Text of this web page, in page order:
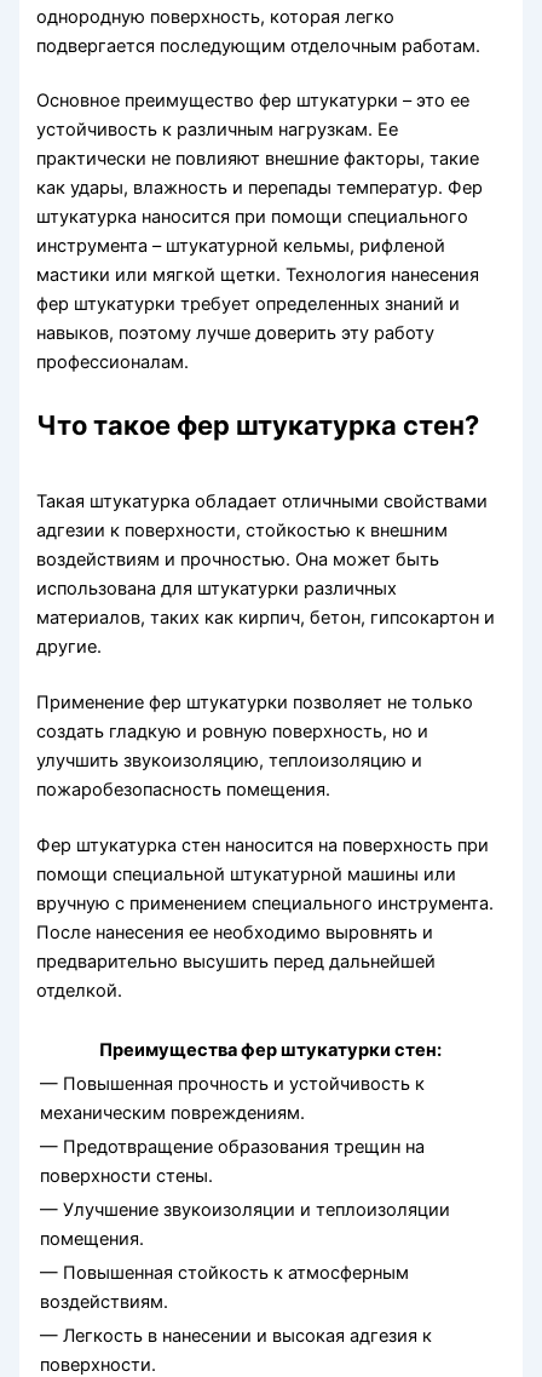
однородную поверхность, которая легко
подвергается последующим отделочным работам.
Основное преимущество фер штукатурки – это ее
устойчивость к различным нагрузкам. Ее
практически не повлияют внешние факторы, такие
как удары, влажность и перепады температур. Фер
штукатурка наносится при помощи специального
инструмента – штукатурной кельмы, рифленой
мастики или мягкой щетки. Технология нанесения
фер штукатурки требует определенных знаний и
навыков, поэтому лучше доверить эту работу
профессионалам.
Что такое фер штукатурка стен?
Такая штукатурка обладает отличными свойствами
адгезии к поверхности, стойкостью к внешним
воздействиям и прочностью. Она может быть
использована для штукатурки различных
материалов, таких как кирпич, бетон, гипсокартон и
другие.
Применение фер штукатурки позволяет не только
создать гладкую и ровную поверхность, но и
улучшить звукоизоляцию, теплоизоляцию и
пожаробезопасность помещения.
Фер штукатурка стен наносится на поверхность при
помощи специальной штукатурной машины или
вручную с применением специального инструмента.
После нанесения ее необходимо выровнять и
предварительно высушить перед дальнейшей
отделкой.
Преимущества фер штукатурки стен:
— Повышенная прочность и устойчивость к
механическим повреждениям.
— Предотвращение образования трещин на
поверхности стены.
— Улучшение звукоизоляции и теплоизоляции
помещения.
— Повышенная стойкость к атмосферным
воздействиям.
— Легкость в нанесении и высокая адгезия к
поверхности.